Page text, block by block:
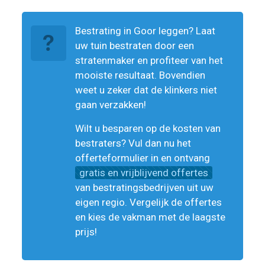
Bestrating in Goor leggen? Laat
uw tuin bestraten door een
stratenmaker en profiteer van het
mooiste resultaat. Bovendien
weet u zeker dat de klinkers niet
gaan verzakken!
Wilt u besparen op de kosten van
bestraters? Vul dan nu het
offerteformulier in en ontvang
gratis en vrijblijvend offertes
van bestratingsbedrijven uit uw
eigen regio. Vergelijk de offertes
en kies de vakman met de laagste
prijs!